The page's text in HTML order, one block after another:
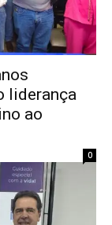
liderança
ao
0